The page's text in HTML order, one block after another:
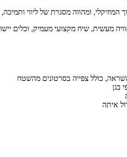
המוזיקלי, ומהווה מסגרת של ליווי
מעשית, שיח מקצועי מעמיק, וכלים
השראה, כולל צפייה בסרטונים מהשטח
בגן
איתה